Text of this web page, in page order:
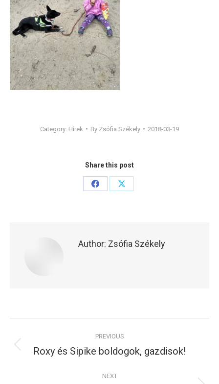
Category: Hírek By Zsófia Székely 2018-03-19
Share this post
Share
Share
Author: Zsófia Székely
navigation
PREVIOUS
Previous
Roxy és Sipike boldogok, gazdisok!
NEXT